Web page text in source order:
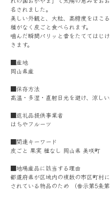
名されました。
美しい外観と、大粒、高糖度をほこ
種がなく皮ごと食べられます。
噛んだ瞬間パリッと音をたててはじ
きます。
■産地
岡山県産
■保存方法
高温・多湿・直射日光を避け、涼し
■返礼品提供事業者
はちやフルーツ
■関連キーワード
皮ごと 果実 種なし 岡山県 美咲町
■地場産品に該当する理由
都道府県が区域内の複数の市区町村
されている物品のため （告示第5条第